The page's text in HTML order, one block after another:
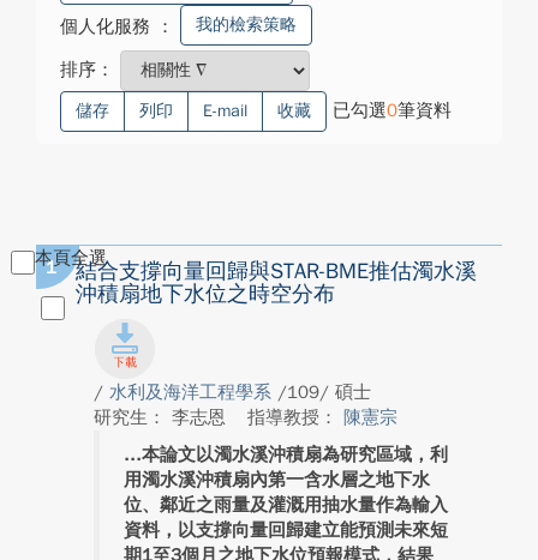
個人化服務 ： 我的檢索策略
排序：
儲存 列印 E-mail 收藏 已勾選0筆資料
本頁全選
1
結合支撐向量回歸與STAR-BME推估濁水溪
沖積扇地下水位之時空分布
/ 水利及海洋工程學系 /109/ 碩士
研究生： 李志恩
指導教授： 陳憲宗
本論文以濁水溪沖積扇為研究區域，利
用濁水溪沖積扇內第一含水層之地下水
位、鄰近之雨量及灌溉用抽水量作為輸入
資料，以支撐向量回歸建立能預測未來短
期1至3個月之地下水位預報模式，結果